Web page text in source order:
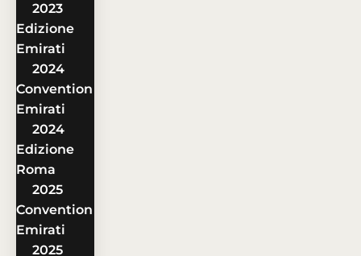
2023
Edizione
Emirati
2024
Convention
Emirati
2024
Edizione
Roma
2025
Convention
Emirati
2025